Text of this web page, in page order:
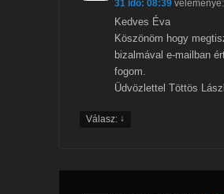
31 idő: 08:39 véleménye:
Kedves Éva
Köszönöm hogy
bizalmával e-mailban
fogom.
Üdvözlettel Töttös
Válasz: ↓